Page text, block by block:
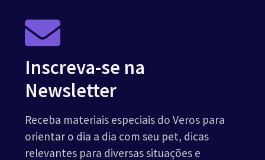
Inscreva-se na
Newsletter
Receba materiais especiais do Veros para
orientar o dia a dia com seu pet, dicas
relevantes para diversas situações e